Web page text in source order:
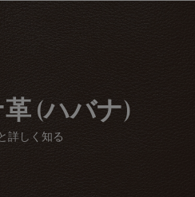
(ハバナ)
詳しく知る